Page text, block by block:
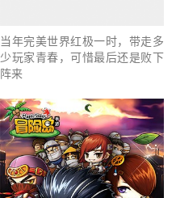
当年完美世界红极一时，带走多
少玩家青春，可惜最后还是败下
阵来